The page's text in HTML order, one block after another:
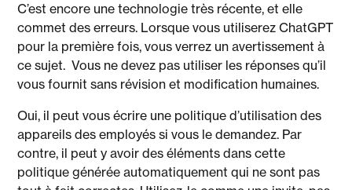
C’est encore une technologie très récente, et elle
commet des erreurs. Lorsque vous utiliserez ChatGPT
pour la première fois, vous verrez un avertissement à
ce sujet. Vous ne devez pas utiliser les réponses qu’il
vous fournit sans révision et modification humaines.
Oui, il peut vous écrire une politique d’utilisation des
appareils des employés si vous le demandez. Par
contre, il peut y avoir des éléments dans cette
politique générée automatiquement qui ne sont pas